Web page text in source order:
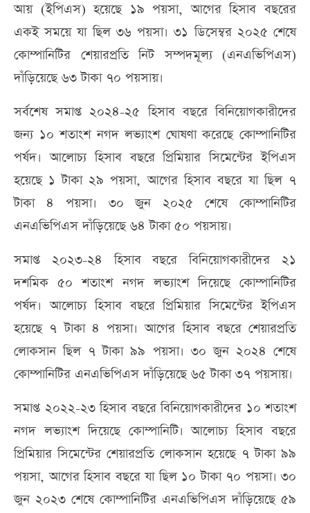
আয় (ইপিএস) হয়েছে ১৯ পয়সা, আগের হিসাব বছরের
একই সময়ে যা ছিল ৩৬ পয়সা। ৩১ ডিসেম্বর ২০২৫ শেষে
কোম্পানিটির শেয়ারপ্রতি নিট সম্পদমূল্য (এনএভিপিএস)
দাঁড়িয়েছে ৬৩ টাকা ৭০ পয়সায়।
সর্বশেষ সমাপ্ত ২০২৪-২৫ হিসাব বছরে বিনিয়োগকারীদের
জন্য ১০ শতাংশ নগদ লভ্যাংশ ঘোষণা করেছে কোম্পানিটির
পর্ষদ। আলোচ্য হিসাব বছরে প্রিমিয়ার সিমেন্টের ইপিএস
হয়েছে ১ টাকা ২৯ পয়সা, আগের হিসাব বছরে যা ছিল ৭
টাকা ৪ পয়সা। ৩০ জুন ২০২৫ শেষে কোম্পানিটির
এনএভিপিএস দাঁড়িয়েছে ৬৪ টাকা ৫০ পয়সায়।
সমাপ্ত ২০২৩-২৪ হিসাব বছরে বিনিয়োগকারীদের ২১
দশমিক ৫০ শতাংশ নগদ লভ্যাংশ দিয়েছে কোম্পানিটির
পর্ষদ। আলোচ্য হিসাব বছরে প্রিমিয়ার সিমেন্টের ইপিএস
হয়েছে ৭ টাকা ৪ পয়সা। আগের হিসাব বছরে শেয়ারপ্রতি
লোকসান ছিল ৭ টাকা ৯৯ পয়সা। ৩০ জুন ২০২৪ শেষে
কোম্পানিটির এনএভিপিএস দাঁড়িয়েছে ৬৫ টাকা ৩৭ পয়সায়।
সমাপ্ত ২০২২-২৩ হিসাব বছরে বিনিয়োগকারীদের ১০ শতাংশ
নগদ লভ্যাংশ দিয়েছে কোম্পানিটি। আলোচ্য হিসাব বছরে
প্রিমিয়ার সিমেন্টের শেয়ারপ্রতি লোকসান হয়েছে ৭ টাকা ৯৯
পয়সা, আগের হিসাব বছরে যা ছিল ১০ টাকা ৭০ পয়সা। ৩০
জুন ২০২৩ শেষে কোম্পানিটির এনএভিপিএস দাঁড়িয়েছে ৫৯